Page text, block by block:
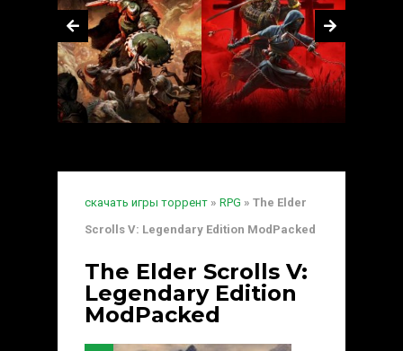
скачать игры торрент » RPG » The Elder
Scrolls V: Legendary Edition ModPacked
The Elder Scrolls V:
Legendary Edition
ModPacked